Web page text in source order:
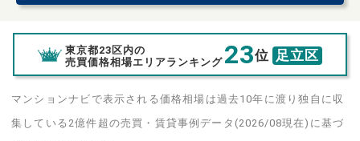
東京都23区内の
売買価格相場エリアランキング 23位 足立区
マンションナビで表示される価格相場は過去10年に渡り独自に収
集している2億件超の売買・賃貸事例データ(2026/08現在)に基づ